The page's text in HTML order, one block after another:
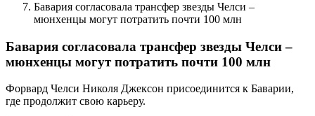
Бавария согласовала трансфер звезды Челси –
мюнхенцы могут потратить почти 100 млн
Бавария согласовала трансфер звезды Челси –
мюнхенцы могут потратить почти 100 млн
Форвард Челси Николя Джексон присоединится к Баварии,
где продолжит свою карьеру.